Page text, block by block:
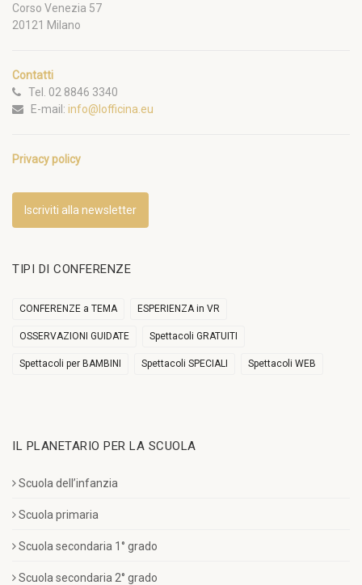
Corso Venezia 57
20121 Milano
Contatti
Tel. 02 8846 3340
E-mail: info@lofficina.eu
Privacy policy
Iscriviti alla newsletter
TIPI DI CONFERENZE
CONFERENZE a TEMA ESPERIENZA in VR
OSSERVAZIONI GUIDATE Spettacoli GRATUITI
Spettacoli per BAMBINI Spettacoli SPECIALI Spettacoli WEB
IL PLANETARIO PER LA SCUOLA
Scuola dell’infanzia
Scuola primaria
Scuola secondaria 1° grado
Scuola secondaria 2° grado